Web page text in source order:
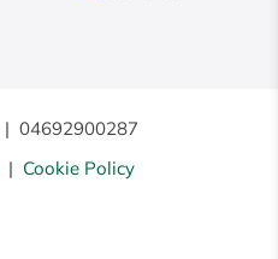
| 04692900287
| Cookie Policy